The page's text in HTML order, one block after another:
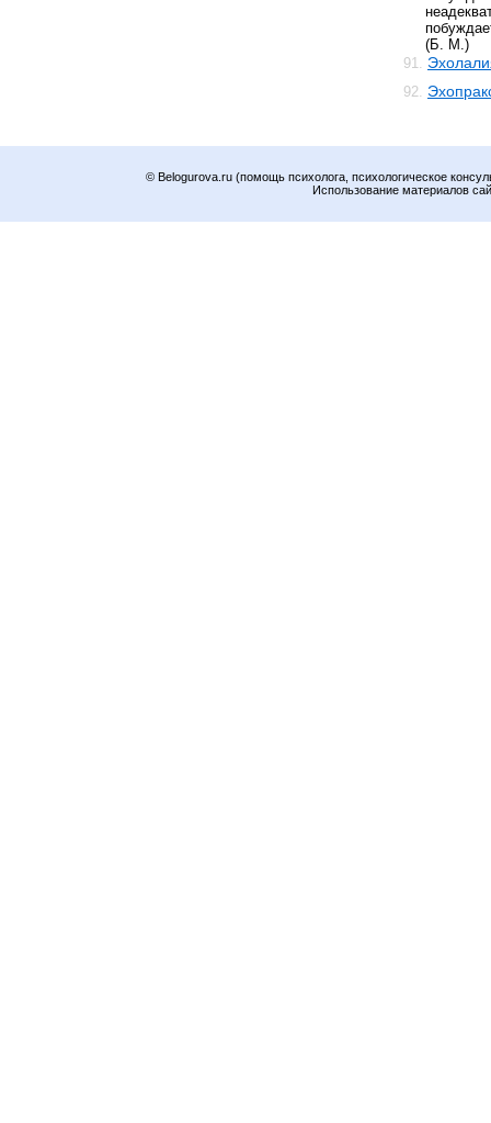
(Б. М.)
91.
92.
© Belogurova.ru (помощь психолога, психологическое
Использование материалов